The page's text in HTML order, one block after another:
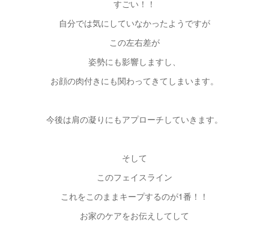
すごい！！
自分では気にしていなかったようですが
この左右差が
姿勢にも影響しますし、
お顔の肉付きにも関わってきてしまいます。
今後は肩の凝りにもアプローチしていきます。
そして
このフェイスライン
これをこのままキープするのが1番！！
お家のケアをお伝えしてして